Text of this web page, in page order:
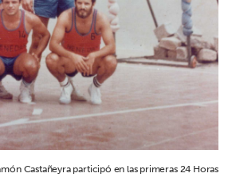
Castañeyra participó en las primeras 24 Horas